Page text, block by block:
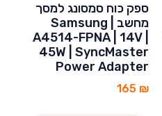
ספק כוח סמסונג למסך
מחשב Samsung |
A4514-FPNA | 14V |
45W | SyncMaster
Power Adapter
165 ₪